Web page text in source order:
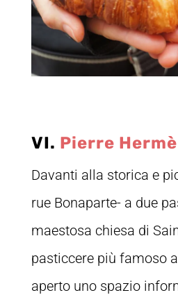
VI. Pierre Hermè
Davanti alla storica e
rue Bonaparte- a due
maestosa chiesa di
pasticcere più famoso
aperto uno spazio